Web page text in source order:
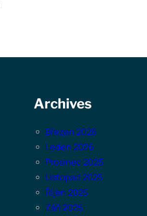
Archives
Březen 2026
Leden 2026
Prosinec 2025
Listopad 2025
Říjen 2025
Září 2025